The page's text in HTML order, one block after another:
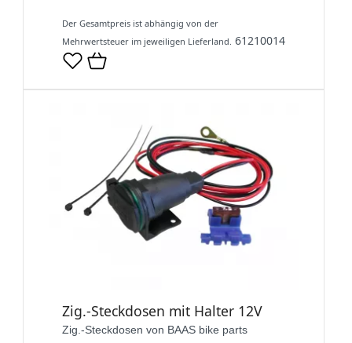
Der Gesamtpreis ist abhängig von der
Mehrwertsteuer im jeweiligen Lieferland. 61210014
Zig.-Steckdosen mit Halter 12V
Zig.-Steckdosen von BAAS bike parts